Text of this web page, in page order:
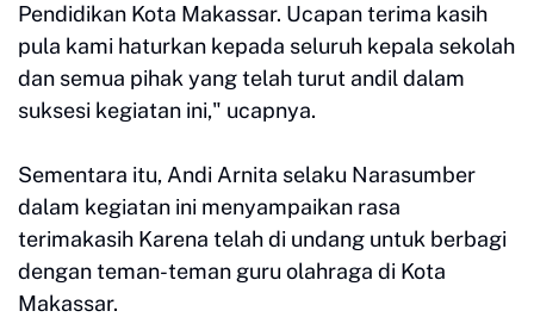
Pendidikan Kota Makassar. Ucapan terima kasih
pula kami haturkan kepada seluruh kepala sekolah
dan semua pihak yang telah turut andil dalam
suksesi kegiatan ini," ucapnya.
Sementara itu, Andi Arnita selaku Narasumber
dalam kegiatan ini menyampaikan rasa
terimakasih Karena telah di undang untuk berbagi
dengan teman-teman guru olahraga di Kota
Makassar.